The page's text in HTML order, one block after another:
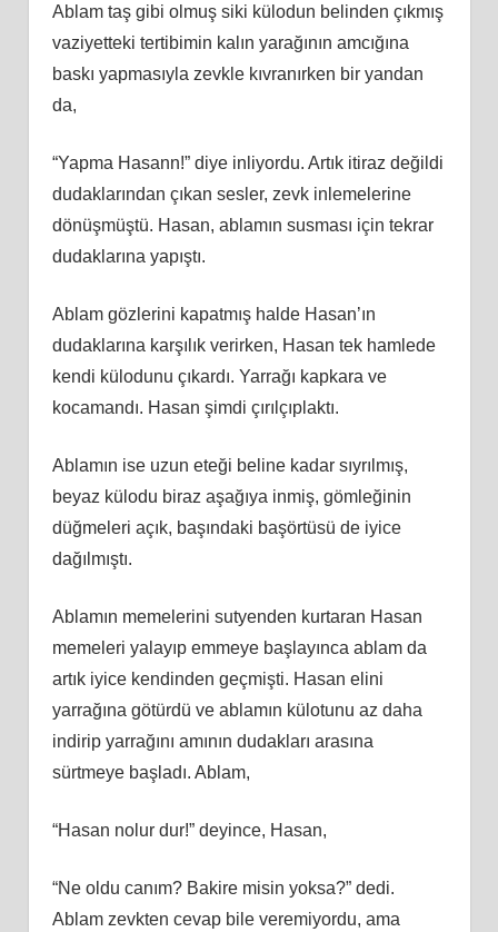
Ablam taş gibi olmuş siki külodun belinden çıkmış
vaziyetteki tertibimin kalın yarağının amcığına
baskı yapmasıyla zevkle kıvranırken bir yandan
da,
“Yapma Hasann!” diye inliyordu. Artık itiraz değildi
dudaklarından çıkan sesler, zevk inlemelerine
dönüşmüştü. Hasan, ablamın susması için tekrar
dudaklarına yapıştı.
Ablam gözlerini kapatmış halde Hasan’ın
dudaklarına karşılık verirken, Hasan tek hamlede
kendi külodunu çıkardı. Yarrağı kapkara ve
kocamandı. Hasan şimdi çırılçıplaktı.
Ablamın ise uzun eteği beline kadar sıyrılmış,
beyaz külodu biraz aşağıya inmiş, gömleğinin
düğmeleri açık, başındaki başörtüsü de iyice
dağılmıştı.
Ablamın memelerini sutyenden kurtaran Hasan
memeleri yalayıp emmeye başlayınca ablam da
artık iyice kendinden geçmişti. Hasan elini
yarrağına götürdü ve ablamın külotunu az daha
indirip yarrağını amının dudakları arasına
sürtmeye başladı. Ablam,
“Hasan nolur dur!” deyince, Hasan,
“Ne oldu canım? Bakire misin yoksa?” dedi.
Ablam zevkten cevap bile veremiyordu, ama